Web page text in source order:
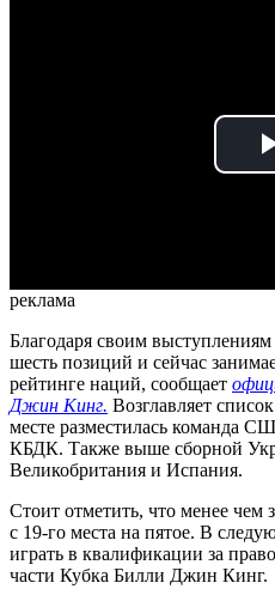
реклама
Благодаря своим
шесть позиций и сейчас
рейтинге наций, сообщает
Джин Кинг. Возглавляет
месте разместилась команда
КБДК. Также выше сборной
Великобритания и Испания.
Стоит отметить, что менее чем
с 19-го места на пятое. В
играть в квалификации за
части Кубка Билли Джин Кинг.